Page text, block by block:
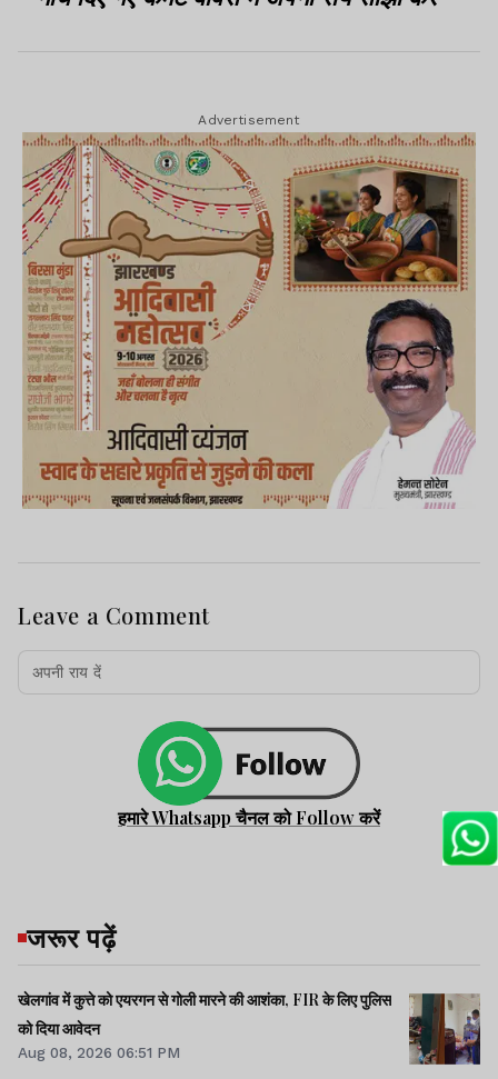
Advertisement
Leave a Comment
हमारे Whatsapp चैनल को Follow करें
जरूर पढ़ें
खेलगांव में कुत्ते को एयरगन से गोली मारने की आशंका, FIR के लिए पुलिस
को दिया आवेदन
Aug 08, 2026 06:51 PM